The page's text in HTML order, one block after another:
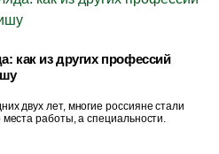
как из других профессий
двух лет, многие россияне стали
работы, а специальности.